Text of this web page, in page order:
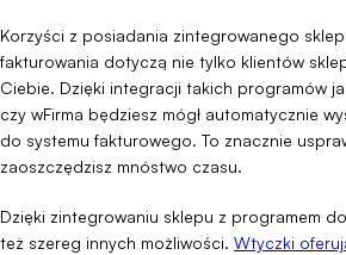
Korzyści z posiadania zintegrowanego
fakturowania dotyczą nie tylko klientów
Ciebie. Dzięki integracji takich programów
czy wFirma będziesz mógł automatycznie
do systemu fakturowego. To znacznie
zaoszczędzisz mnóstwo czasu.
Dzięki zintegrowaniu sklepu z programem
też szereg innych możliwości. Wtyczki